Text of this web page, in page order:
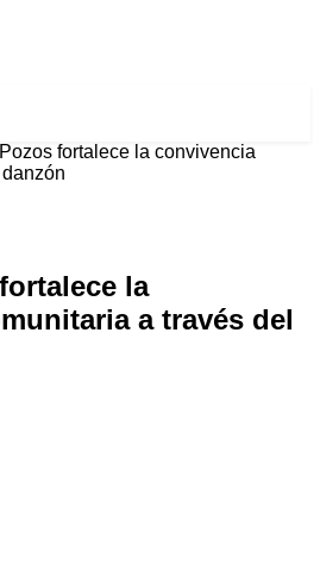
fortalece la convivencia
la
a través del